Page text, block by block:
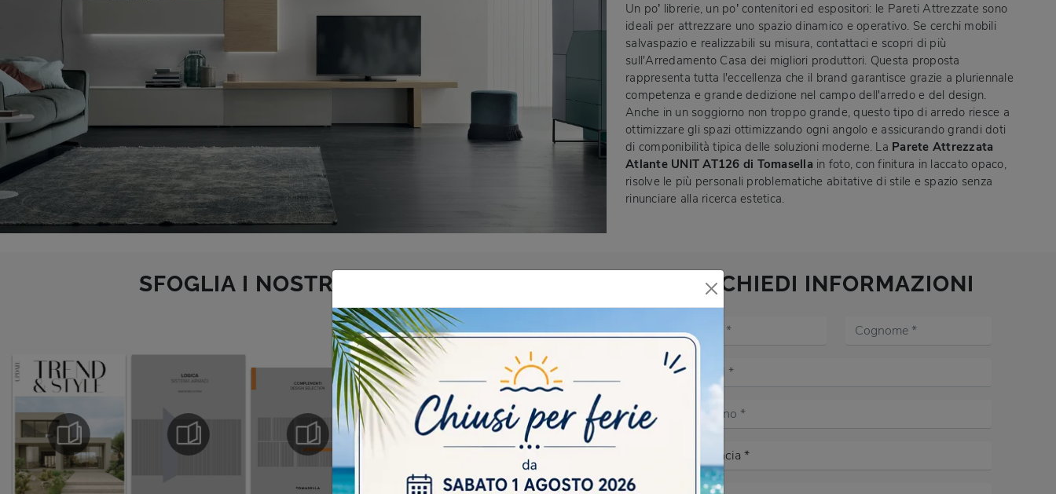
Un po’ librerie, un po’ contenitori ed espositori: le Pareti Attrezzate sono
ideali per attrezzare uno spazio dinamico e operativo. Se cerchi mobili
salvaspazio e realizzabili su misura, contattaci e scopri di più
sull'Arredamento Casa dei migliori produttori. Questa proposta
rappresenta tutta l'eccellenza che il brand garantisce grazie a pluriennale
competenza e grande dedizione nel campo dell'arredo e del design.
Anche in un soggiorno non troppo grande, questo tipo di arredo riesce a
ottimizzare gli spazi ottimizzando ogni angolo e assicurando grandi doti
di componibilità tipica delle soluzioni moderne. La Parete Attrezzata
Atlante UNIT AT126 di Tomasella in foto, con finitura in laccato opaco,
risolve le più personali problematiche abitative di stile e spazio senza
rinunciare alla ricerca estetica.
SFOGLIA I NOSTRI CATALOGHI RICHIEDI INFORMAZIONI